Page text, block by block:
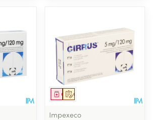
Op voorschrift
Geneesmiddel
Impexeco